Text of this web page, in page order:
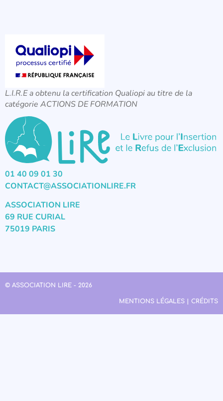
L.I.R.E a obtenu la certification Qualiopi au titre de la
catégorie ACTIONS DE FORMATION
01 40 09 01 30
CONTACT@ASSOCIATIONLIRE.FR
ASSOCIATION LIRE
69 RUE CURIAL
75019 PARIS
© ASSOCIATION LIRE - 2026
MENTIONS LÉGALES | CRÉDITS